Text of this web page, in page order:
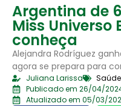
Argentina de
Miss Universo
conheça
Alejandra Rodríguez
agora se prepara para
Juliana Larissa
Publicado em 26/04/2024
Atualizado em 05/03/